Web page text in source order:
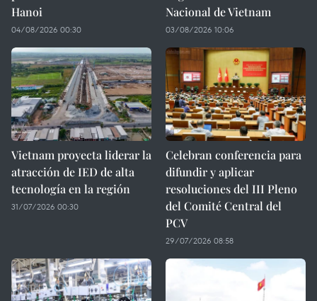
Hanoi
04/08/2026 00:30
Nacional de Vietnam
03/08/2026 10:06
Vietnam proyecta liderar la
atracción de IED de alta
tecnología en la región
31/07/2026 00:30
Celebran conferencia para
difundir y aplicar
resoluciones del III Pleno
del Comité Central del
PCV
29/07/2026 08:58